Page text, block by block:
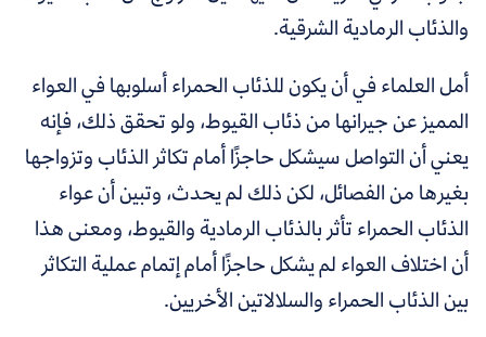
والذئاب الرمادية الشرقية.
أمل العلماء في أن يكون للذئاب الحمراء أسلوبها في العواء
المميز عن جيرانها من ذئاب القيوط، ولو تحقق ذلك، فإنه
يعني أن التواصل سيشكل حاجزًا أمام تكاثر الذئاب وتزواجها
بغيرها من الفصائل، لكن ذلك لم يحدث، وتبين أن عواء
الذئاب الحمراء تأثر بالذئاب الرمادية والقيوط، ومعنى هذا
أن اختلاف العواء لم يشكل حاجزًا أمام إتمام عملية التكاثر
بين الذئاب الحمراء والسلالاتين الأخريين.